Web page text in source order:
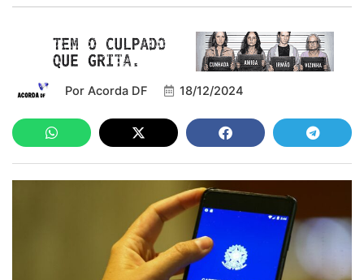
Por Acorda DF 18/12/2024